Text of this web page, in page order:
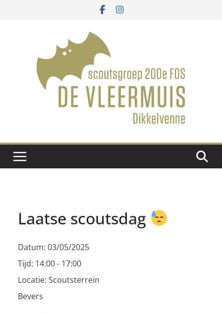
Laatse scoutsdag
Datum: 03/05/2025
Tijd: 14:00 - 17:00
Locatie: Scoutsterrein
Bevers